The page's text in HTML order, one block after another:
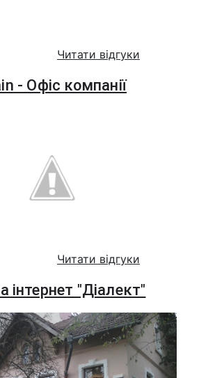
Читати відгуки
- Офіс компанії
Читати відгуки
інтернет "Діалект"